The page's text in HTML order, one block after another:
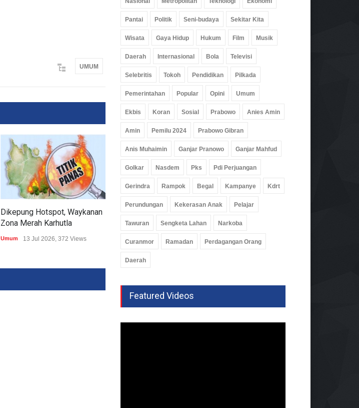
UMUM
Dikepung Hotspot, Waykanan
Zona Merah Karhutla
Umum 13 Jul 2026, 372 Views
Aksi Bersihkan Curup Kereta
Umum 09 Jul 2026, 425 Views
Pantai Politik Seni-budaya Sekitar Kita
Wisata Gaya Hidup Hukum Film Musik
Daerah Internasional Bola Televisi
Selebritis Tokoh Pendidikan Pilkada
Pemerintahan Popular Opini Umum
Ekbis Koran Sosial Prabowo Anies Amin
Amin Pemilu 2024 Prabowo Gibran
Anis Muhaimin Ganjar Pranowo Ganjar Mahfud
Golkar Nasdem Pks Pdi Perjuangan
Gerindra Rampok Begal Kampanye Kdrt
Perundungan Kekerasan Anak Pelajar
Tawuran Sengketa Lahan Narkoba
Curanmor Ramadan Perdagangan Orang
Daerah
Featured Videos